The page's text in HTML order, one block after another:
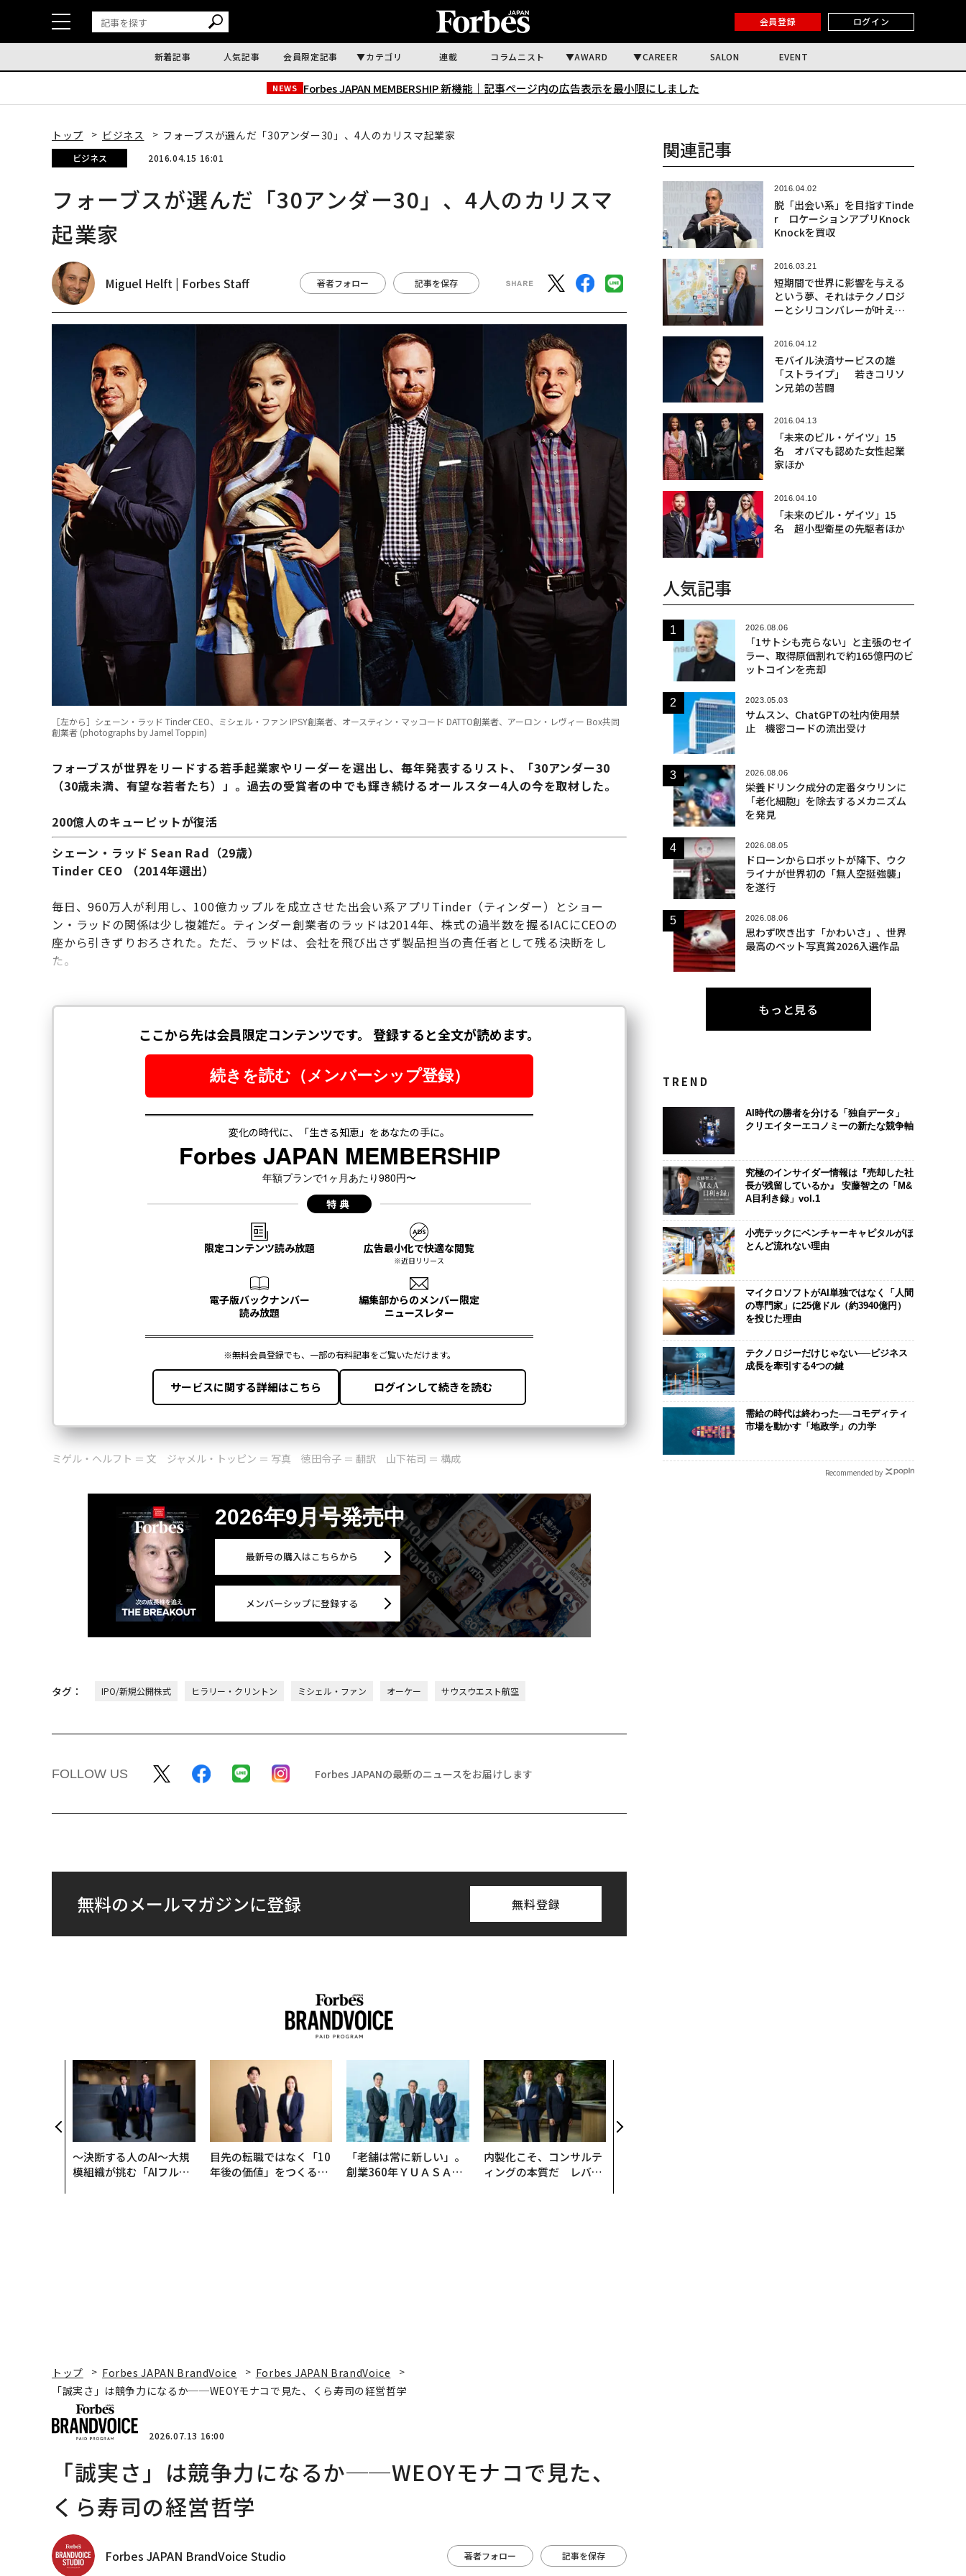
会員登録 ログイン
新着記事 人気記事 会員限定記事 カテゴリ 連載 コラムニスト AWARD CAREER SALON EVENT
NEWS Forbes JAPAN MEMBERSHIP 新機能｜ 記事ページ内の広告表示を最小限にしました
トップ ビジネス フォーブスが選んだ「30アンダー30」、4人のカリスマ起業家
ビジネス 2016.04.15 16:01
フォーブスが選んだ「30アンダー30」、4人のカリスマ
起業家
Miguel Helft | Forbes Staff 著者フォロー 記事を保存
［左から］シェーン・ラッド Tinder CEO、ミシェル・ファン IPSY創業者、オースティン・マッコード DATTO創業者、アーロン・レヴィー Box共同
創業者 (photographs by Jamel Toppin)
フォーブスが世界をリードする若手起業家やリーダーを選出し、毎年発表するリスト、「30アンダー30
（30歳未満、有望な若者たち）」。過去の受賞者の中でも輝き続けるオールスター4人の今を取材した。
200億人のキューピットが復活
シェーン・ラッド Sean Rad（29歳）
Tinder CEO （2014年選出）
毎日、960万人が利用し、100億カップルを成立させた出会い系アプリTinder（ティンダー）とショー
ン・ラッドの関係は少し複雑だ。ティンダー創業者のラッドは2014年、株式の過半数を握るIACにCEOの
座から引きずりおろされた。ただ、ラッドは、会社を飛び出さず製品担当の責任者として残る決断をし
た。
ミゲル・ヘルフト ＝ 文 ジャメル・トッピン ＝ 写真 徳田令子 ＝ 翻訳 山下祐司 ＝ 構成
2026年9月号発売中
最新号の購入はこちらから
メンバーシップに登録する
タグ： IPO/新規公開株式 ヒラリー・クリントン ミシェル・ファン オーケー サウスウエスト航空
FOLLOW US Forbes JAPANの最新のニュースをお届けします
無料のメールマガジンに登録 無料登録
〜決断する人のAI〜大規
模組織が挑む「AIフル実
目先の転職ではなく「10
年後の価値」をつくる─
「老舗は常に新しい」。
創業360年ＹＵＡＳＡと
内製化こそ、コンサルテ
ィングの本質だ レバレ
関連記事
2016.04.02
脱「出会い系」を目指すTinde
r ロケーションアプリKnock
Knockを買収
2016.03.21
短期間で世界に影響を与える
という夢、それはテクノロジ
ーとシリコンバレーが叶えて
2016.04.12
モバイル決済サービスの雄
「ストライプ」 若きコリソ
ン兄弟の苦闘
2016.04.13
「未来のビル・ゲイツ」15
名 オバマも認めた女性起業
家ほか
2016.04.10
「未来のビル・ゲイツ」15
名 超小型衛星の先駆者ほか
人気記事
2026.08.06
「1サトシも売らない」と主張のセイ
ラー、取得原価割れで約165億円のビ
ットコインを売却
2023.05.03
サムスン、ChatGPTの社内使用禁
止 機密コードの流出受け
2026.08.06
栄養ドリンク成分の定番タウリンに
「老化細胞」を除去するメカニズム
を発見
2026.08.05
ドローンからロボットが降下、ウク
ライナが世界初の「無人空挺強襲」
を遂行
2026.08.06
思わず吹き出す「かわいさ」、世界
最高のペット写真賞2026入選作品
もっと見る
TREND
AI時代の勝者を分ける「独自データ」
クリエイターエコノミーの新たな競争軸
究極のインサイダー情報は『売却した社
長が残留しているか』 安藤智之の「M&
A目利き録」vol.1
小売テックにベンチャーキャピタルがほ
とんど流れない理由
マイクロソフトがAI単独ではなく「人間
の専門家」に25億ドル（約3940億円）
を投じた理由
テクノロジーだけじゃない──ビジネス
成長を牽引する4つの鍵
需給の時代は終わった──コモディティ
市場を動かす「地政学」の力学
Recommended by
トップ Forbes JAPAN BrandVoice
Forbes JAPAN BrandVoice
「誠実さ」は競争力になるか──WEOYモナコで見た、くら寿司の経営哲学
2026.07.13 16:00
「誠実さ」は競争力になるか──WEOYモナコで見た、
くら寿司の経営哲学
Forbes JAPAN BrandVoice Studio 著者フォロー 記事を保存